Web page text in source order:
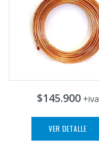
$145.900 +iva
VER DETALLE